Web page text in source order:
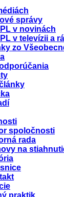
správy
v novinách
v televízii a
zo
spoločnosti
rada
na